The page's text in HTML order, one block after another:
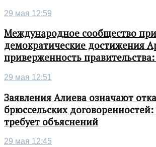
29 мая 12:59
Международное сообщество
демократические достижения
приверженность
29 мая 12:51
Заявления Алиева означают
брюссельских
требует объяснений
29 мая 12:45